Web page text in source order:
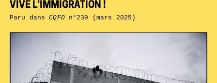
VIVE L’IMMIGRATION !
Paru dansCQFDn°239 (mars 2025)